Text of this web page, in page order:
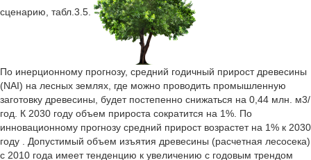
сценарию, табл.3.5.
По инерционному прогнозу, средний годичный прирост древесины
(NAI) на лесных землях, где можно проводить промышленную
заготовку древесины, будет постепенно снижаться на 0,44 млн. м3/
год. К 2030 году объем прироста сократится на 1%. По
инновационному прогнозу средний прирост возрастет на 1% к 2030
году . Допустимый объем изъятия древесины (расчетная лесосека)
с 2010 года имеет тенденцию к увеличению с годовым трендом